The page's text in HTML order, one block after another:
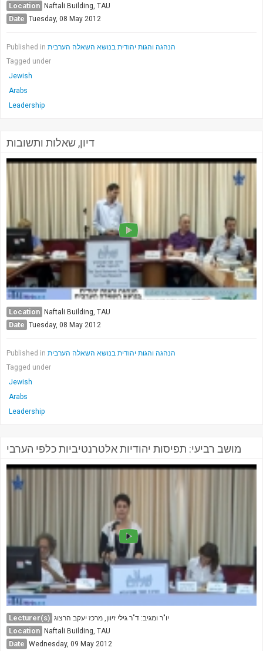
Location Naftali Building, TAU
Date Tuesday, 08 May 2012
Published in הנהגה והגות יהודית בנושא השאלה הערבית
Tagged under
Jewish
Arabs
Leadership
דיון, שאלות ותשובות
Location Naftali Building, TAU
Date Tuesday, 08 May 2012
Published in הנהגה והגות יהודית בנושא השאלה הערבית
Tagged under
Jewish
Arabs
Leadership
מושב רביעי: תפיסות יהודיות אלטרנטיביות כלפי הערבי
Lecturer(s) יו"ר ומגיב: ד"ר גילי זיוון, מרכז יעקב הרצוג
Location Naftali Building, TAU
Date Wednesday, 09 May 2012